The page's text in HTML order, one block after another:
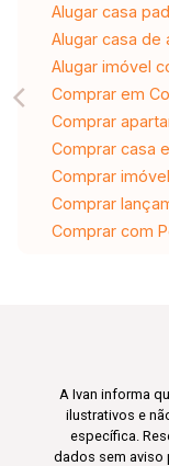
Alugar casa
Alugar casa de
Alugar imóvel
Comprar em
Comprar
Comprar casa
Comprar
Comprar
Comprar com
A Ivan informa
ilustrativos e
específica.
dados sem aviso